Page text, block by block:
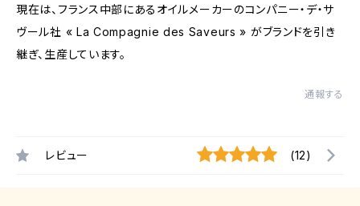
現在は、フランス中部にあるオイルメーカーのコンパニー・デ・サ
ヴール社 « La Compagnie des Saveurs » がブランドを引き
継ぎ、生産しています。
通報する
レビュー (12)